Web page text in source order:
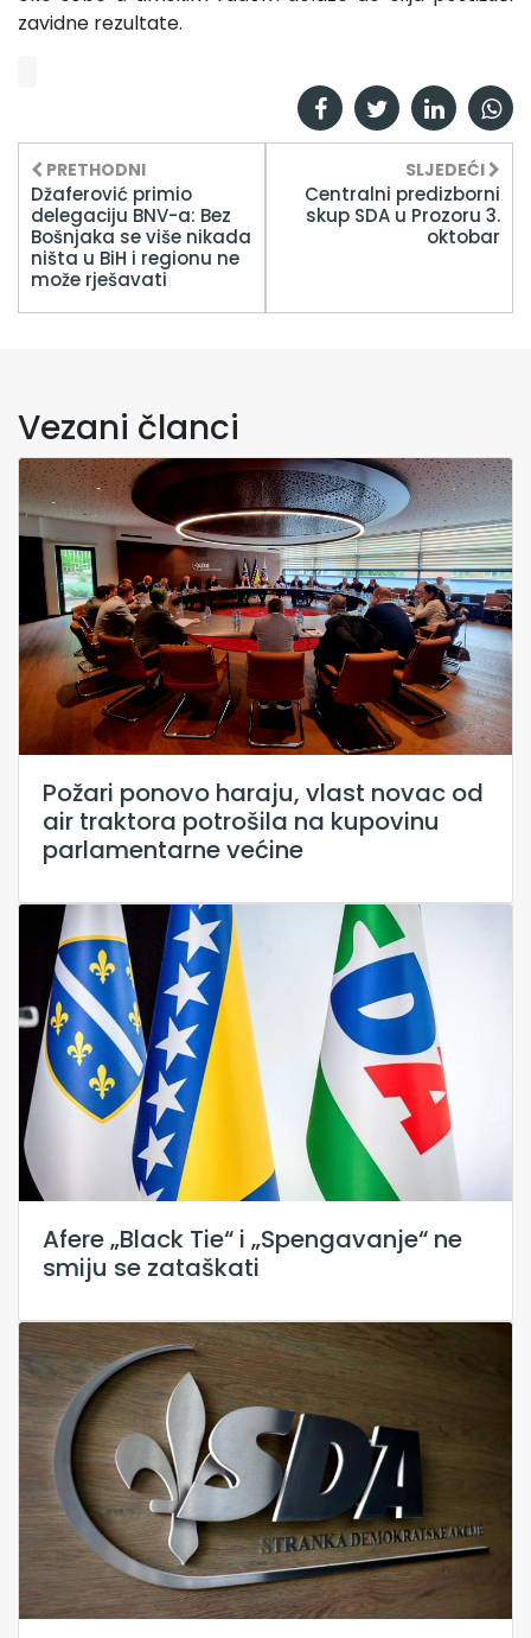
zavidne rezultate.
PRETHODNI
Džaferović primio
delegaciju BNV-a: Bez
Bošnjaka se više nikada
ništa u BiH i regionu ne
može rješavati
SLJEDEĆI
Centralni predizborni
skup SDA u Prozoru 3.
oktobar
Vezani članci
Požari ponovo haraju, vlast novac od
air traktora potrošila na kupovinu
parlamentarne većine
Afere „Black Tie“ i „Spengavanje“ ne
smiju se zataškati